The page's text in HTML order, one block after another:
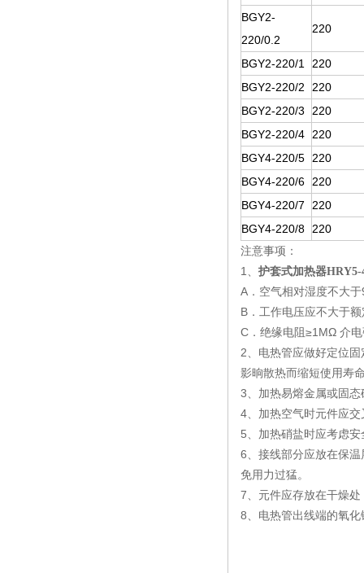
BGY2-
220/0.2
220
BGY2-220/1
220
BGY2-220/2
220
BGY2-220/3
220
BGY2-220/4
220
BGY4-220/5
220
BGY4-220/6
220
BGY4-220/7
220
BGY4-220/8
220
注意事项：
1、 护套式加热器
A．空气相对湿度不大
B．工作电压应不大于
C．绝缘电阻≥1MΩ 介
2、电热管应做好定位
影晌散热而缩短使用寿
3、加热易熔金属或固
4、加热空气时元件应
5、加热硝盐时应考虑
6、接线部分应放在保
免用力过猛。
7、元件应存放在干燥
8、电热管出线端的氧